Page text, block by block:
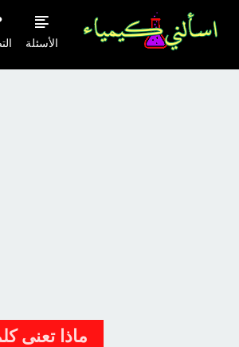
الأسئلة
ماذا تعنى